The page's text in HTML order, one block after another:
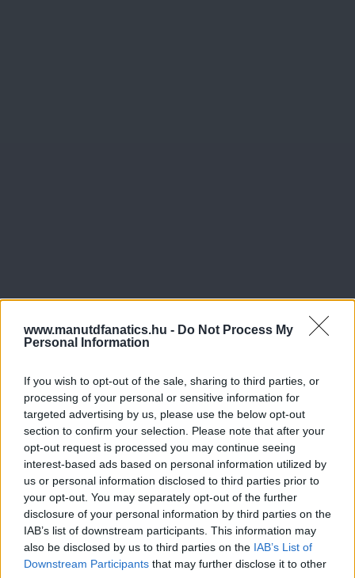
www.manutdfanatics.hu - Do Not Process My
Personal Information
If you wish to opt-out of the sale, sharing to third parties, or
processing of your personal or sensitive information for
targeted advertising by us, please use the below opt-out
section to confirm your selection. Please note that after your
opt-out request is processed you may continue seeing
interest-based ads based on personal information utilized by
us or personal information disclosed to third parties prior to
your opt-out. You may separately opt-out of the further
disclosure of your personal information by third parties on the
IAB’s list of downstream participants. This information may
also be disclosed by us to third parties on the IAB’s List of
Downstream Participants that may further disclose it to other
Meccs Center
Paris Saint-Germainvs
Manchester United
Felkészülési szezon 4. mérkőzés
Nya Ullevi, Göteborg
2026-08-08 17:00
0 nap 3 óra 46 perc 52 másodperc